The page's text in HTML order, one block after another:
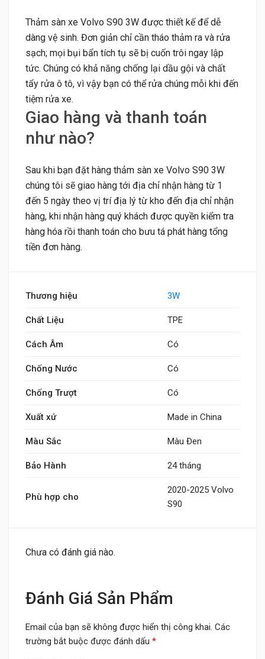
Thảm sàn xe Volvo S90 3W được thiết kế để dễ
dàng vệ sinh. Đơn giản chỉ cần tháo thảm ra và rửa
sạch; mọi bụi bẩn tích tụ sẽ bị cuốn trôi ngay lập
tức. Chúng có khả năng chống lại dầu gội và chất
tẩy rửa ô tô, vì vậy bạn có thể rửa chúng mỗi khi đến
tiệm rửa xe.
Giao hàng và thanh toán
như nào?
Sau khi bạn đặt hàng thảm sàn xe Volvo S90 3W
chúng tôi sẽ giao hàng tới địa chỉ nhận hàng từ 1
đến 5 ngày theo vị trí địa lý từ kho đến địa chỉ nhận
hàng, khi nhận hàng quý khách được quyền kiểm tra
hàng hóa rồi thanh toán cho bưu tá phát hàng tổng
tiền đơn hàng.
Thương hiệu 3W
Chất Liệu TPE
Cách Âm Có
Chống Nước Có
Chống Trượt Có
Xuất xứ Made in China
Màu Sắc Màu Đen
Bảo Hành 24 tháng
Phù hợp cho
2020-2025 Volvo
S90
Chưa có đánh giá nào.
Đánh Giá Sản Phẩm
Email của bạn sẽ không được hiển thị công khai. Các
trường bắt buộc được đánh dấu *